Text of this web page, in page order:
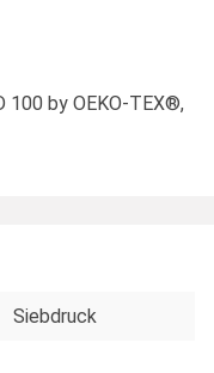
100 by OEKO-TEX®,
Siebdruck